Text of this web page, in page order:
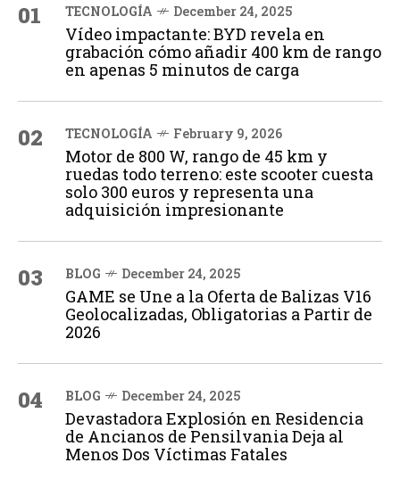
01 TECNOLOGÍA December 24, 2025
Vídeo impactante: BYD revela en
grabación cómo añadir 400 km de rango
en apenas 5 minutos de carga
02 TECNOLOGÍA February 9, 2026
Motor de 800 W, rango de 45 km y
ruedas todo terreno: este scooter cuesta
solo 300 euros y representa una
adquisición impresionante
03 BLOG December 24, 2025
GAME se Une a la Oferta de Balizas V16
Geolocalizadas, Obligatorias a Partir de
2026
04 BLOG December 24, 2025
Devastadora Explosión en Residencia
de Ancianos de Pensilvania Deja al
Menos Dos Víctimas Fatales